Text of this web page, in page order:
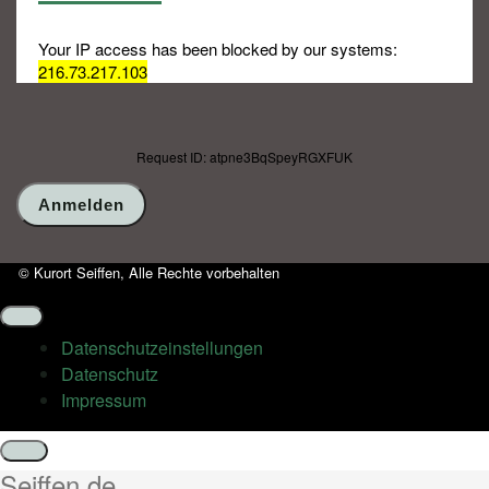
Your IP access has been blocked by our systems:
216.73.217.103
Request ID: atpne3BqSpeyRGXFUK
© Kurort Seiffen, Alle Rechte vorbehalten
Datenschutz­einstellungen
Datenschutz
Impressum
Schließen